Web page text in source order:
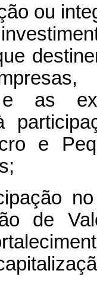
ou
e as
e
de